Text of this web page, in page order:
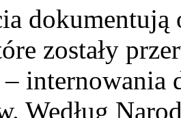
dokumentują
zostały
internowania
Według